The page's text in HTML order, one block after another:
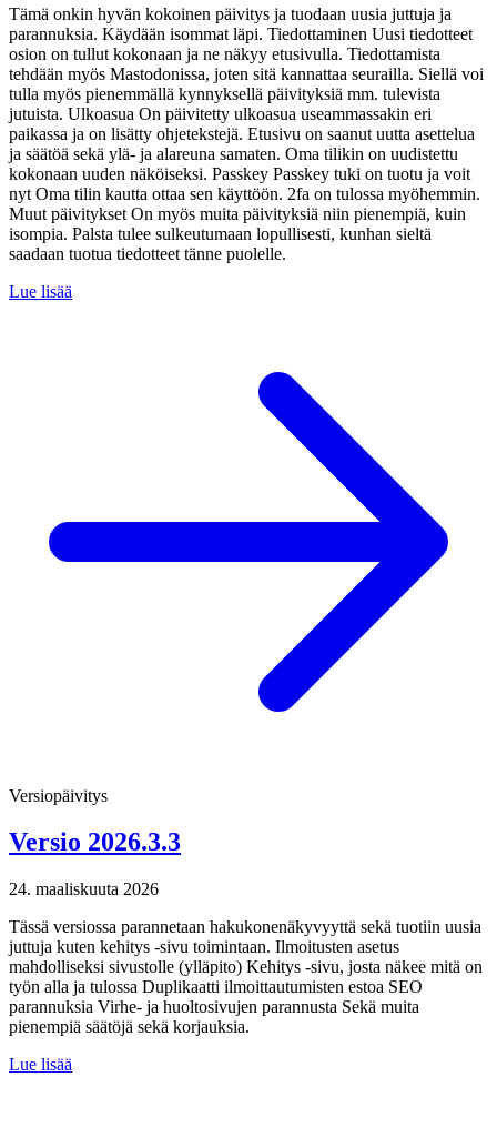
Tämä onkin hyvän kokoinen päivitys ja tuodaan uusia juttuja ja
parannuksia. Käydään isommat läpi. Tiedottaminen Uusi tiedotteet
osion on tullut kokonaan ja ne näkyy etusivulla. Tiedottamista
tehdään myös Mastodonissa, joten sitä kannattaa seurailla. Siellä voi
tulla myös pienemmällä kynnyksellä päivityksiä mm. tulevista
jutuista. Ulkoasua On päivitetty ulkoasua useammassakin eri
paikassa ja on lisätty ohjetekstejä. Etusivu on saanut uutta asettelua
ja säätöä sekä ylä- ja alareuna samaten. Oma tilikin on uudistettu
kokonaan uuden näköiseksi. Passkey Passkey tuki on tuotu ja voit
nyt Oma tilin kautta ottaa sen käyttöön. 2fa on tulossa myöhemmin.
Muut päivitykset On myös muita päivityksiä niin pienempiä, kuin
isompia. Palsta tulee sulkeutumaan lopullisesti, kunhan sieltä
saadaan tuotua tiedotteet tänne puolelle.
Lue lisää
Versiopäivitys
Versio 2026.3.3
24. maaliskuuta 2026
Tässä versiossa parannetaan hakukonenäkyvyyttä sekä tuotiin uusia
juttuja kuten kehitys -sivu toimintaan. Ilmoitusten asetus
mahdolliseksi sivustolle (ylläpito) Kehitys -sivu, josta näkee mitä on
työn alla ja tulossa Duplikaatti ilmoittautumisten estoa SEO
parannuksia Virhe- ja huoltosivujen parannusta Sekä muita
pienempiä säätöjä sekä korjauksia.
Lue lisää